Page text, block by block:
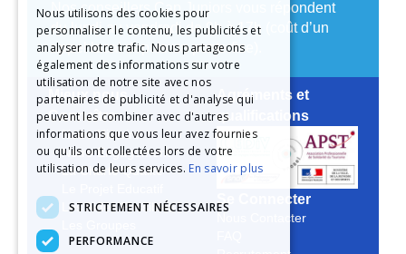
Nos conseillers Cap Juniors vous répondent
du lundi au vendredi de 9h à 17h (coût d’un
appel local depuis un poste fixe).
Mieux nous
Connaître
Notre Histoire
Notre Engagement
La Charte Qualité
Les Aides Possibles
Agréments et
qualifications
Se Connecter
Nous Contacter
Nous utilisons des cookies pour
personnaliser le contenu, les publicités et
analyser notre trafic. Nous partageons
également des informations sur votre
utilisation de notre site avec nos
partenaires de publicité et d'analyse qui
peuvent les combiner avec d'autres
informations que vous leur avez fournies
ou qu'ils ont collectées lors de votre
utilisation de leurs services. En savoir plus
STRICTEMENT NÉCESSAIRES
PERFORMANCE